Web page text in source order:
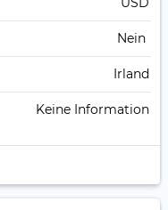
Nein
Irland
Keine Information